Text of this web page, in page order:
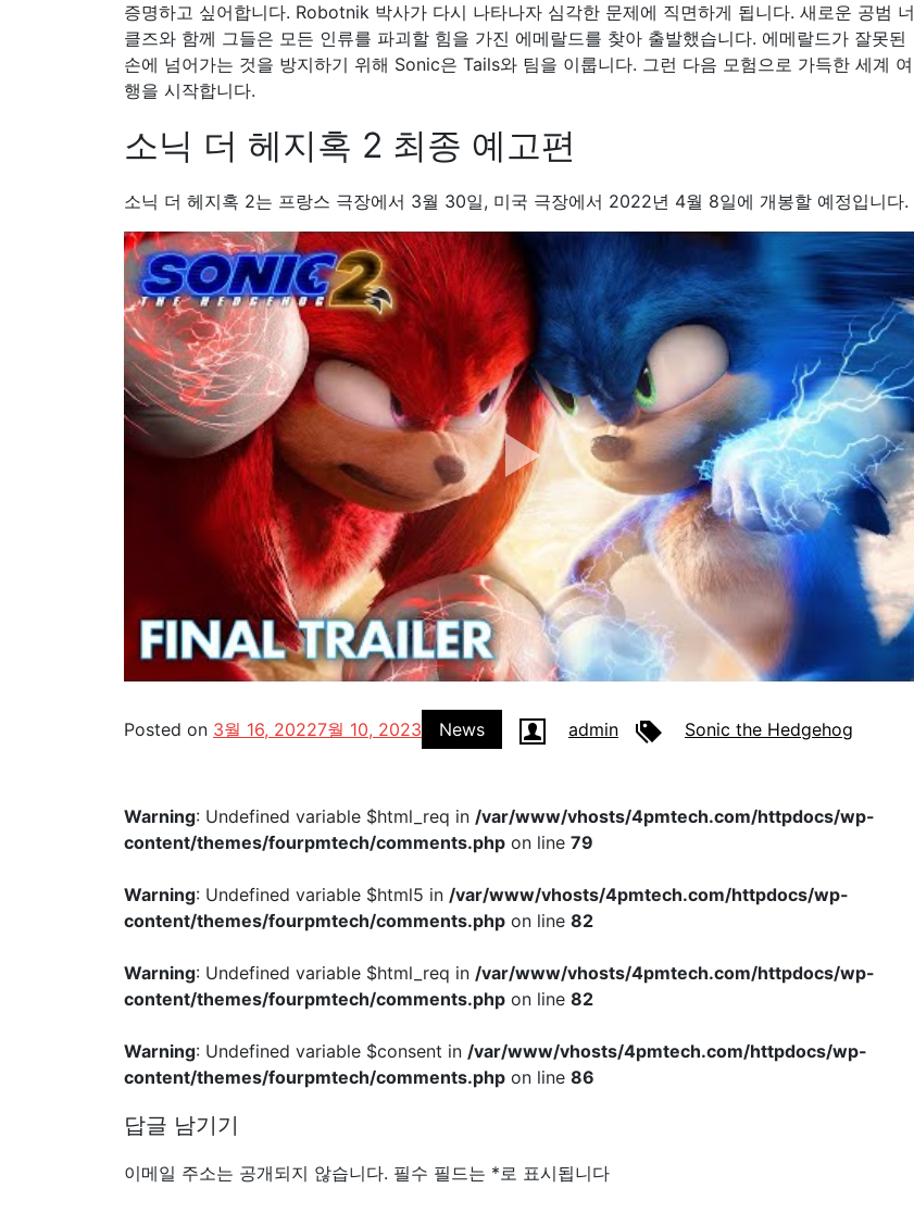
증명하고 싶어합니다. Robotnik 박사가 다시 나타나자 심각한 문제에 직면하게 됩니다. 새로운 공범 너
클즈와 함께 그들은 모든 인류를 파괴할 힘을 가진 에메랄드를 찾아 출발했습니다. 에메랄드가 잘못된
손에 넘어가는 것을 방지하기 위해 Sonic은 Tails와 팀을 이룹니다. 그런 다음 모험으로 가득한 세계 여
행을 시작합니다.
소닉 더 헤지혹 2 최종 예고편
소닉 더 헤지혹 2는 프랑스 극장에서 3월 30일, 미국 극장에서 2022년 4월 8일에 개봉할 예정입니다.
Posted on 3월 16, 20227월 10, 2023 News admin Sonic the Hedgehog
Warning: Undefined variable $html_req in /var/www/vhosts/4pmtech.com/httpdocs/wp-
content/themes/fourpmtech/comments.php on line 79
Warning: Undefined variable $html5 in /var/www/vhosts/4pmtech.com/httpdocs/wp-
content/themes/fourpmtech/comments.php on line 82
Warning: Undefined variable $html_req in /var/www/vhosts/4pmtech.com/httpdocs/wp-
content/themes/fourpmtech/comments.php on line 82
Warning: Undefined variable $consent in /var/www/vhosts/4pmtech.com/httpdocs/wp-
content/themes/fourpmtech/comments.php on line 86
답글 남기기
이메일 주소는 공개되지 않습니다. 필수 필드는 *로 표시됩니다